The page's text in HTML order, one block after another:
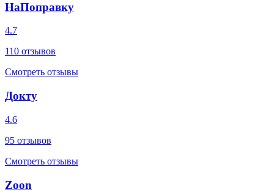
НаПоправку
4.7
110 отзывов
Смотреть отзывы
Докту
4.6
95 отзывов
Смотреть отзывы
Zoon